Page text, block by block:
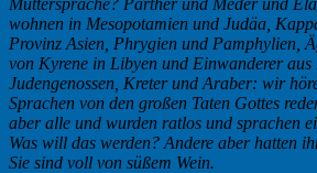
wohnen in Mesopotamien und Judäa,
Provinz Asien, Phrygien und Pamphylien,
von Kyrene in Libyen und Einwanderer aus
Judengenossen, Kreter und Araber: wir
Sprachen von den großen Taten Gottes
aber alle und wurden ratlos und sprachen
Was will das werden? Andere aber hatten
Sie sind voll von süßem Wein.